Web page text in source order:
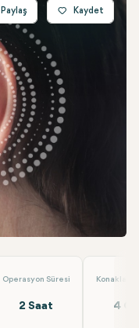
Paylaş
Linkedin
WhatsApp
Telegram
posta
Kaydet
Operasyon Süresi
2 Saat 4